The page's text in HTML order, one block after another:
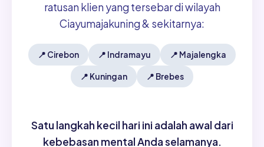
ratusan klien yang tersebar di wilayah
Ciayumajakuning & sekitarnya:
📍 Cirebon 📍 Indramayu 📍 Majalengka
📍 Kuningan 📍 Brebes
Satu langkah kecil hari ini adalah awal dari
kebebasan mental Anda selamanya.